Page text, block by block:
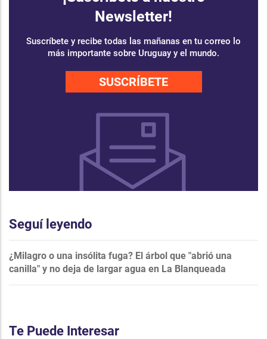
Newsletter!
Suscríbete y recibe todas las mañanas en tu correo lo
más importante sobre Uruguay y el mundo.
SUSCRÍBETE
Seguí leyendo
¿Milagro o una insólita fuga? El árbol que "abrió una
canilla" y no deja de largar agua en La Blanqueada
Te Puede Interesar